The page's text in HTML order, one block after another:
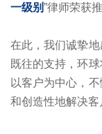
一级别”律师荣获推
在此，我们诚挚
既往的支持，环
以客户为中心，
和创造性地解决客